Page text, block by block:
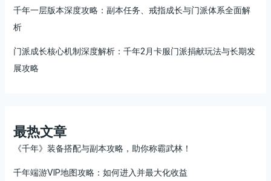
千年一层版本深度攻略：副本任务、戒指成长与门派体系全面解
析
门派成长核心机制深度解析：千年2月卡服门派捐献玩法与长期发
展攻略
最热文章
《千年》装备搭配与副本攻略，助你称霸武林！
千年端游VIP地图攻略：如何进入并最大化收益